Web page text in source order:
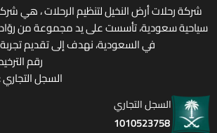
شركة رحلات أرض النخيل لتنظيم الرحلات ، هي
سياحية سعودية، تأسست على يد مجموعة من
في السعودية، نهدف إلى تقديم
رقم الترخيص :
السجل التجاري : 1010523758
السجل التجاري
1010523758